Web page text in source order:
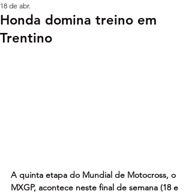
Honda domina treino em
Trentino
18 de abr.
A quinta etapa do Mundial de Motocross, o
MXGP, acontece neste final de semana (18 e